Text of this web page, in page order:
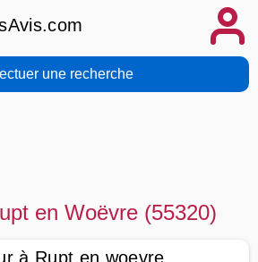
une recherche
en Woëvre (55320)
à Rupt en woevre